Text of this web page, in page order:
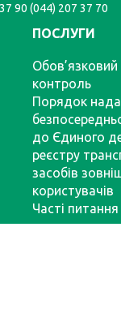
90 (044) 207 37 70
ПОСЛУГИ
Обов’язковий
контроль
Порядок
до Єдиного
реєстру
засобів
користувачів
Часті питання